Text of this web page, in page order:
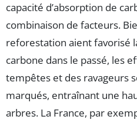
capacité d’absorption de
combinaison de facteurs.
reforestation aient favorisé
carbone dans le passé, les
tempêtes et des ravageurs
marqués, entraînant une
arbres. La France, par